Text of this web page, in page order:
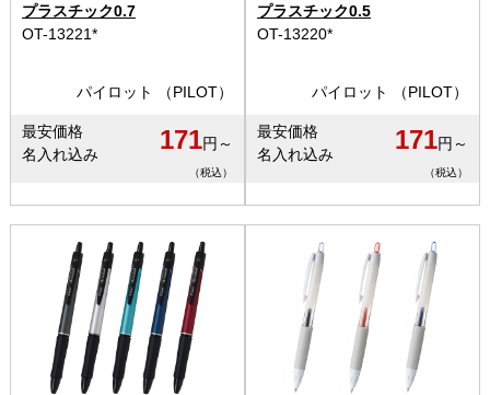
プラスチック0.7
OT-13221*
パイロット （PILOT）
最安価格
名入れ込み
171円～
（税込）
プラスチック0.5
OT-13220*
パイロット （PILOT）
最安価格
名入れ込み
171円～
（税込）